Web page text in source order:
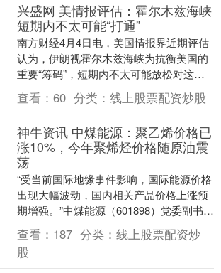
兴盛网 美情报评估：霍尔木兹海峡
短期内不太可能“打通”
南方财经4月4日电，美国情报界近期评估
认为，伊朗视霍尔木兹海峡为抗衡美国的
重要“筹码”，短期内不太可能放松对这一
能源航运要道的控制。分析认为，美国目
前陷入多重困....
查看： 60 分类： 线上股票配资炒股
神牛资讯 中煤能源：聚乙烯价格已
涨10%，今年聚烯烃价格随原油震
荡
“受当前国际地缘事件影响，国际能源价格
出现大幅波动，国内相关产品价格上涨预
期增强。”中煤能源（601898）党委副书
记、执行董事、总裁高士岗在业绩说明会
上表示，....
查看： 187 分类： 线上股票配资炒
股